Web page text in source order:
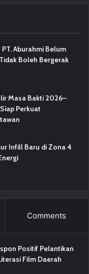
Aburahmi Belum
Boleh Bergerak
Masa Bakti 2026–
Perkuat
Infill Baru di Zona 4
Comments
Positif Pelantikan
Film Daerah